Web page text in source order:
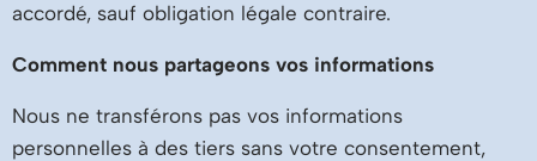
accordé, sauf obligation légale contraire.
Comment nous partageons vos informations
Nous ne transférons pas vos informations
personnelles à des tiers sans votre consentement,